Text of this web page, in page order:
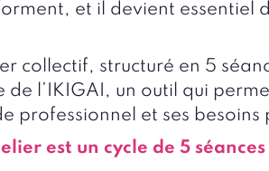
et il devient essentiel
collectif, structuré en 5
de l’IKIGAI, un outil qui
professionnel et ses besoins
est un cycle de 5 séances